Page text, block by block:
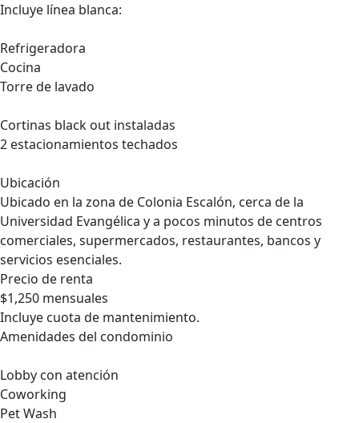
Incluye línea blanca:
Refrigeradora
Cocina
Torre de lavado
Cortinas black out instaladas
2 estacionamientos techados
Ubicación
Ubicado en la zona de Colonia Escalón, cerca de la
Universidad Evangélica y a pocos minutos de centros
comerciales, supermercados, restaurantes, bancos y
servicios esenciales.
Precio de renta
$1,250 mensuales
Incluye cuota de mantenimiento.
Amenidades del condominio
Lobby con atención
Coworking
Pet Wash